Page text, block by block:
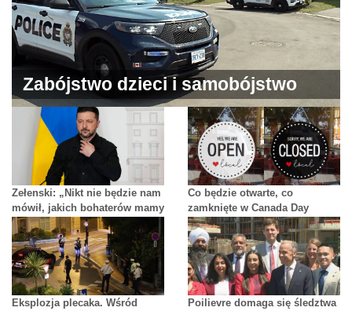
Zabójstwo dzieci i samobójstwo
ojca w Ottawie
Zełenski: „Nikt nie będzie nam
mówił, jakich bohaterów mamy
czcić”
Co będzie otwarte, co
zamknięte w Canada Day
Eksplozja plecaka. Wśród
Poilievre domaga się śledztwa